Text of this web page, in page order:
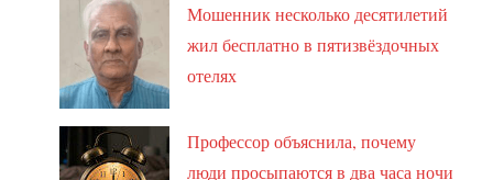
Мошенник несколько десятилетий
жил бесплатно в пятизвёздочных
отелях
Профессор объяснила, почему
люди просыпаются в два часа ночи